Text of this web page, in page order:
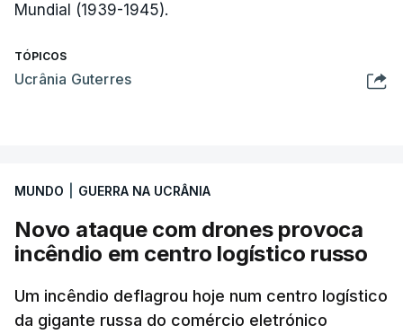
Mundial (1939-1945).
TÓPICOS
Ucrânia Guterres
MUNDO GUERRA NA UCRÂNIA
Novo ataque com drones provoca
incêndio em centro logístico russo
Um incêndio deflagrou hoje num centro logístico
da gigante russa do comércio eletrónico